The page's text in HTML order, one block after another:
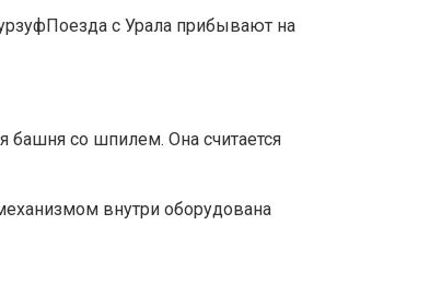
Поезда с Урала прибывают на
башня со шпилем. Она считается
внутри оборудована